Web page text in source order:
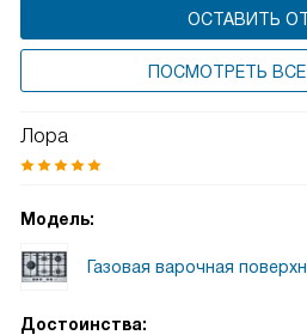
ОСТАВИТЬ
ПОСМОТРЕТЬ
Лора
Модель:
Газовая варочная
Достоинства: